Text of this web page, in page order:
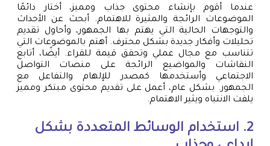
عندما أقوم بإنشاء محتوى جذاب ومميز، أختار دائمًا
الموضوعات الرائجة والمثيرة للاهتمام. أبحث عن الأحداث
والتوجهات الحالية التي يهتم بها الجمهور، وأحاول تقديم
تحليلات وأفكار جديدة بشكل محترف. أهتم بالموضوعات التي
تتناسب مع مجال عملي وتحقق قيمة للقراء. أيضًا، أتابع
النقاشات والمواضيع الرائجة على منصات التواصل
الاجتماعي وأستخدمها كمصدر للإلهام والتفاعل مع
الجمهور. بشكل عام، أعمل على تقديم محتوى مبتكر ومميز
يلفت الانتباه ويثير الاهتمام.
2. استخدام الوسائط المتعددة بشكل